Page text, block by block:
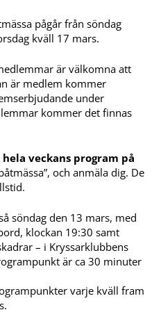
pågår från söndag
kväll 17 mars.
är välkomna att
är medlem kommer
under
kommer det finnas
veckans program på
och anmäla dig. De
söndag den 13 mars, med
klockan 19:30 samt
– i Kryssarklubbens
är ca 30 minuter
varje kväll fram